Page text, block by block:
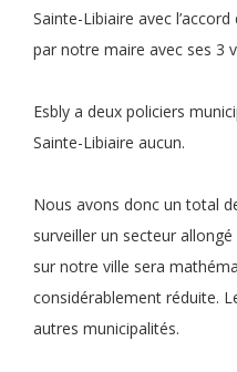
Sainte-Libiaire avec
par notre maire avec ses 3
Esbly a deux policiers
Sainte-Libiaire aucun.
Nous avons donc un total
surveiller un secteur allongé
sur notre ville sera
considérablement réduite.
autres municipalités.